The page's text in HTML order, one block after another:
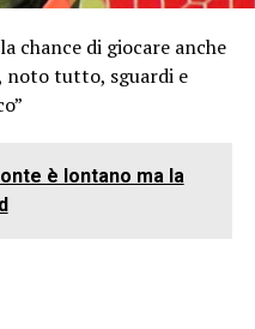
chance di giocare anche
noto tutto, sguardi e
è lontano ma la